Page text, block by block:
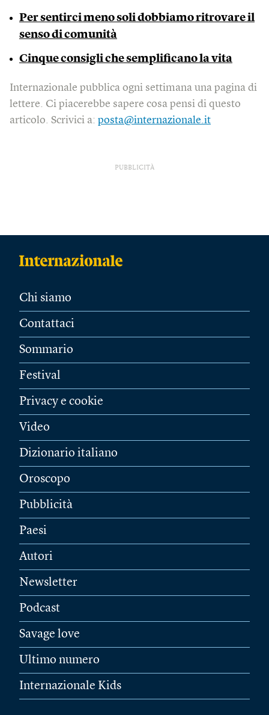
Per sentirci meno soli dobbiamo ritrovare il
senso di comunità
Cinque consigli che semplificano la vita
Internazionale pubblica ogni settimana una pagina di
lettere. Ci piacerebbe sapere cosa pensi di questo
articolo. Scrivici a: posta@internazionale.it
PUBBLICITÀ
Chi siamo
Contattaci
Sommario
Festival
Privacy e cookie
Video
Dizionario italiano
Oroscopo
Pubblicità
Paesi
Autori
Newsletter
Podcast
Savage love
Ultimo numero
Internazionale Kids